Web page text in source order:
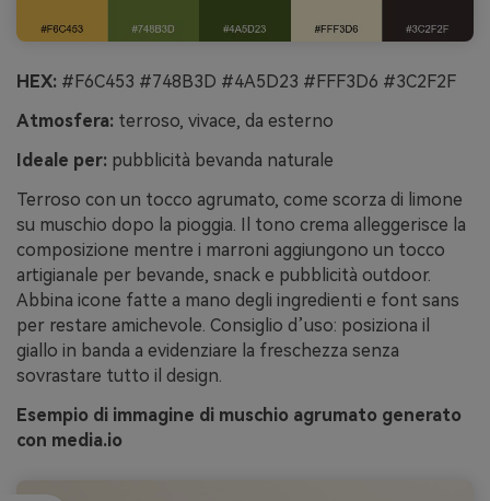
HEX: #F6C453 #748B3D #4A5D23 #FFF3D6 #3C2F2F
Atmosfera: terroso, vivace, da esterno
Ideale per: pubblicità bevanda naturale
Terroso con un tocco agrumato, come scorza di limone
su muschio dopo la pioggia. Il tono crema alleggerisce la
composizione mentre i marroni aggiungono un tocco
artigianale per bevande, snack e pubblicità outdoor.
Abbina icone fatte a mano degli ingredienti e font sans
per restare amichevole. Consiglio d’uso: posiziona il
giallo in banda a evidenziare la freschezza senza
sovrastare tutto il design.
Esempio di immagine di muschio agrumato generato
con media.io